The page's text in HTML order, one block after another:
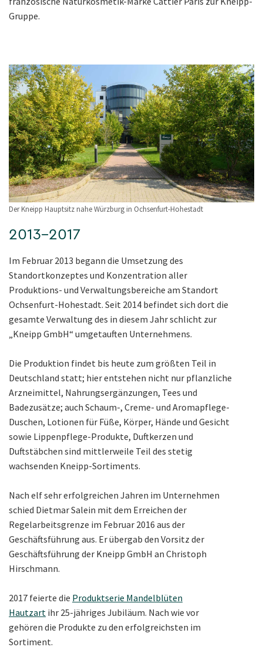
Gruppe.
Der Kneipp Hauptsitz nahe Würzburg in Ochsenfurt-Hohestadt
2013–2017
Im Februar 2013 begann die Umsetzung des
Standortkonzeptes und Konzentration aller
Produktions- und Verwaltungsbereiche am Standort
Ochsenfurt-Hohestadt. Seit 2014 befindet sich dort die
gesamte Verwaltung des in diesem Jahr schlicht zur
„Kneipp GmbH“ umgetauften Unternehmens.
Die Produktion findet bis heute zum größten Teil in
Deutschland statt; hier entstehen nicht nur pflanzliche
Arzneimittel, Nahrungsergänzungen, Tees und
Badezusätze; auch Schaum-, Creme- und Aromapflege-
Duschen, Lotionen für Füße, Körper, Hände und Gesicht
sowie Lippenpflege-Produkte, Duftkerzen und
Duftstäbchen sind mittlerweile Teil des stetig
wachsenden Kneipp-Sortiments.
Nach elf sehr erfolgreichen Jahren im Unternehmen
schied Dietmar Salein mit dem Erreichen der
Regelarbeitsgrenze im Februar 2016 aus der
Geschäftsführung aus. Er übergab den Vorsitz der
Geschäftsführung der Kneipp GmbH an Christoph
Hirschmann.
2017 feierte die Produktserie Mandelblüten
Hautzart ihr 25-jähriges Jubiläum. Nach wie vor
gehören die Produkte zu den erfolgreichsten im
Sortiment.